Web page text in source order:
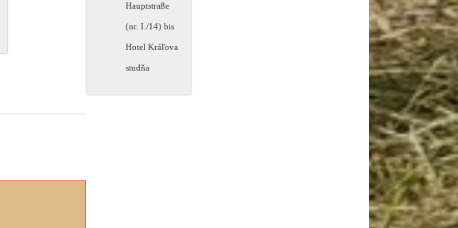
Hauptstraße
(nr. I./14) bis
Hotel Kráľova
studňa